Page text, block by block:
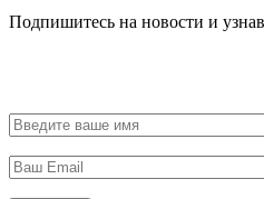
Подпишитесь на новости и